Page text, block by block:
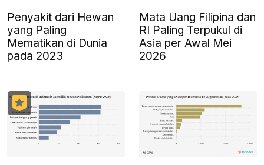
Penyakit dari Hewan
yang Paling
Mematikan di Dunia
pada 2023
Mata Uang Filipina dan
RI Paling Terpukul di
Asia per Awal Mei
2026